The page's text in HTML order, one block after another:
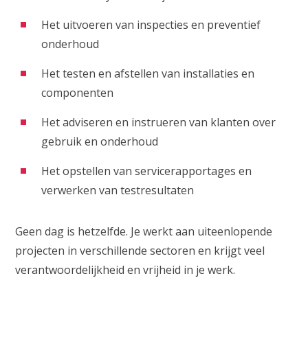
Het uitvoeren van inspecties en preventief
onderhoud
Het testen en afstellen van installaties en
componenten
Het adviseren en instrueren van klanten over
gebruik en onderhoud
Het opstellen van servicerapportages en
verwerken van testresultaten
Geen dag is hetzelfde. Je werkt aan uiteenlopende
projecten in verschillende sectoren en krijgt veel
verantwoordelijkheid en vrijheid in je werk.